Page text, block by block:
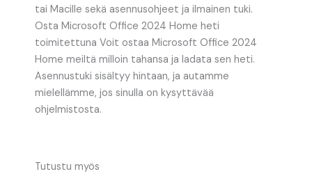
tai Macille sekä asennusohjeet ja ilmainen tuki.
Osta Microsoft Office 2024 Home heti
toimitettuna Voit ostaa Microsoft Office 2024
Home meiltä milloin tahansa ja ladata sen heti.
Asennustuki sisältyy hintaan, ja autamme
mielellämme, jos sinulla on kysyttävää
ohjelmistosta.
Tutustu myös